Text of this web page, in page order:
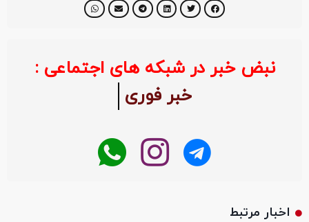
نبض خبر در شبکه های اجتماعی :
خبر فوری
اخبار مرتبط